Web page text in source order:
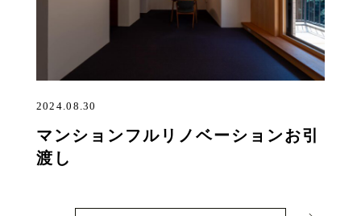
2024.08.30
マンションフルリノベーションお引
渡し